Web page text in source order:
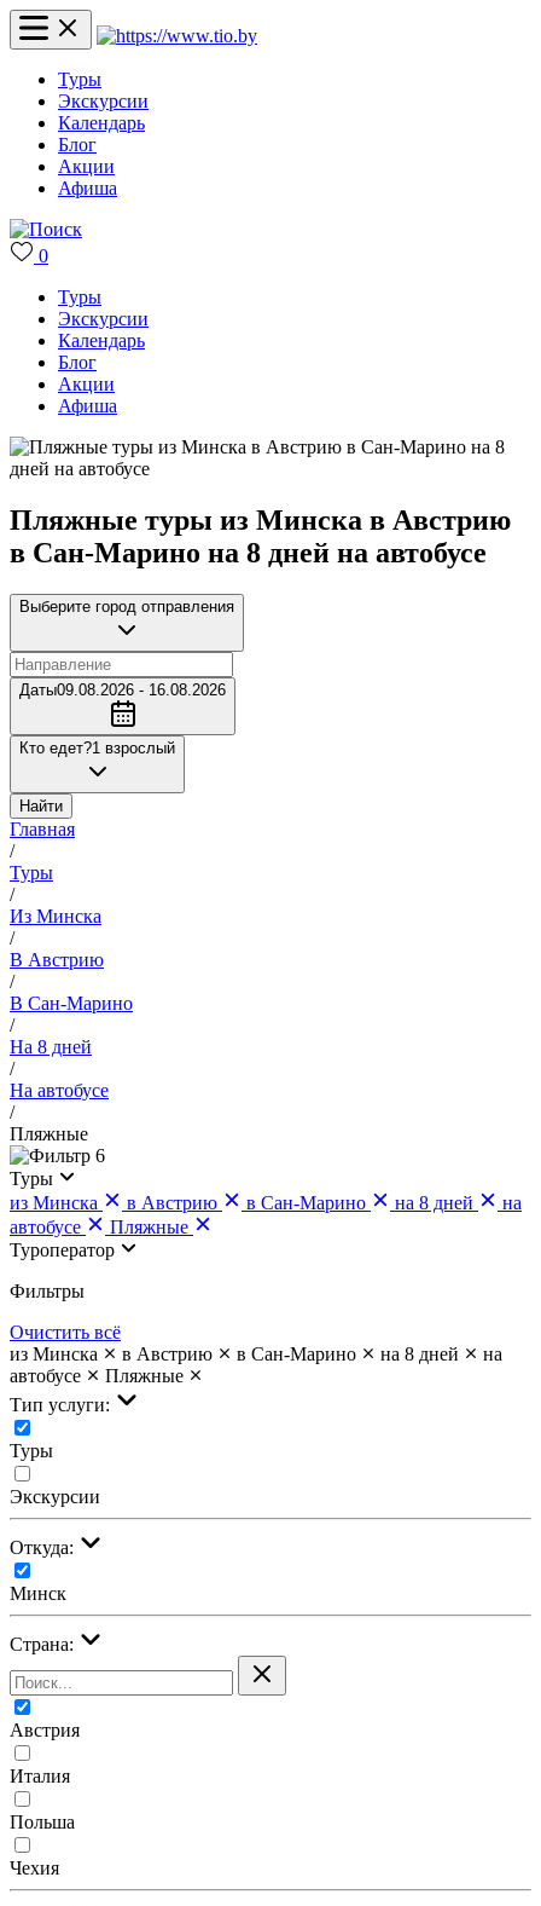
Туры
Экскурсии
Календарь
Блог
Акции
Афиша
0
Туры
Экскурсии
Календарь
Блог
Акции
Афиша
Пляжные туры из Минска в Австрию
в Сан-Марино на 8 дней на автобусе
Выберите город отправления
Даты09.08.2026 - 16.08.2026
Кто едет?1 взрослый
Найти
Главная
/
Туры
/
Из Минска
/
В Австрию
/
В Сан-Марино
/
На 8 дней
/
На автобусе
/
Пляжные
6
Туры
из Минска
в Австрию в Сан-Марино на 8 дней
на
автобусе
Пляжные
Туроператор
Фильтры
Очистить всё
из Минска
в Австрию в Сан-Марино на 8 дней
на
автобусе
Пляжные
Тип услуги:
Туры
Экскурсии
Откуда:
Минск
Страна:
Австрия
Италия
Польша
Чехия